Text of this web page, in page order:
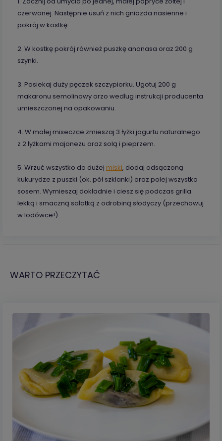
czerwonej. Następnie usuń z nich gniazda nasienne i
pokrój w kostkę.
2. W kostkę pokrój również puszkę ananasa oraz 200 g
szynki.
3. Posiekaj duży pęczek szczypiorku. Ugotuj 200 g
makaronu semolinowy orzo według instrukcji producenta
umieszczonej na opakowaniu.
4. W małej miseczce zmieszaj 3 łyżki jogurtu naturalnego
z 2 łyżkami majonezu oraz solą i pieprzem.
5. Wrzuć wszystko do dużej miski, dodaj odsączoną
kukurydze z puszki (ok. pół szklanki) oraz polej wszystko
sosem. Wymieszaj dokładnie i ciesz się podczas grilla
lekką i smaczną sałatką z odrobiną słodyczy (przechowuj
w lodówce!).
WARTO PRZECZYTAĆ